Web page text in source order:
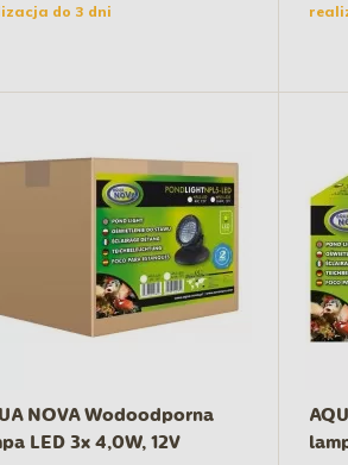
do 3 dni
NOVA Wodoodporna
LED 3x 4,0W, 12V